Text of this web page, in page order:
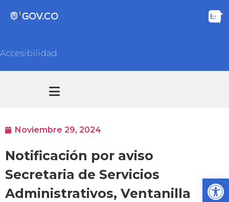
Accesibilidad
Noviembre 29, 2024
Notificación por aviso
Secretaria de Servicios
Administrativos, Ventanilla